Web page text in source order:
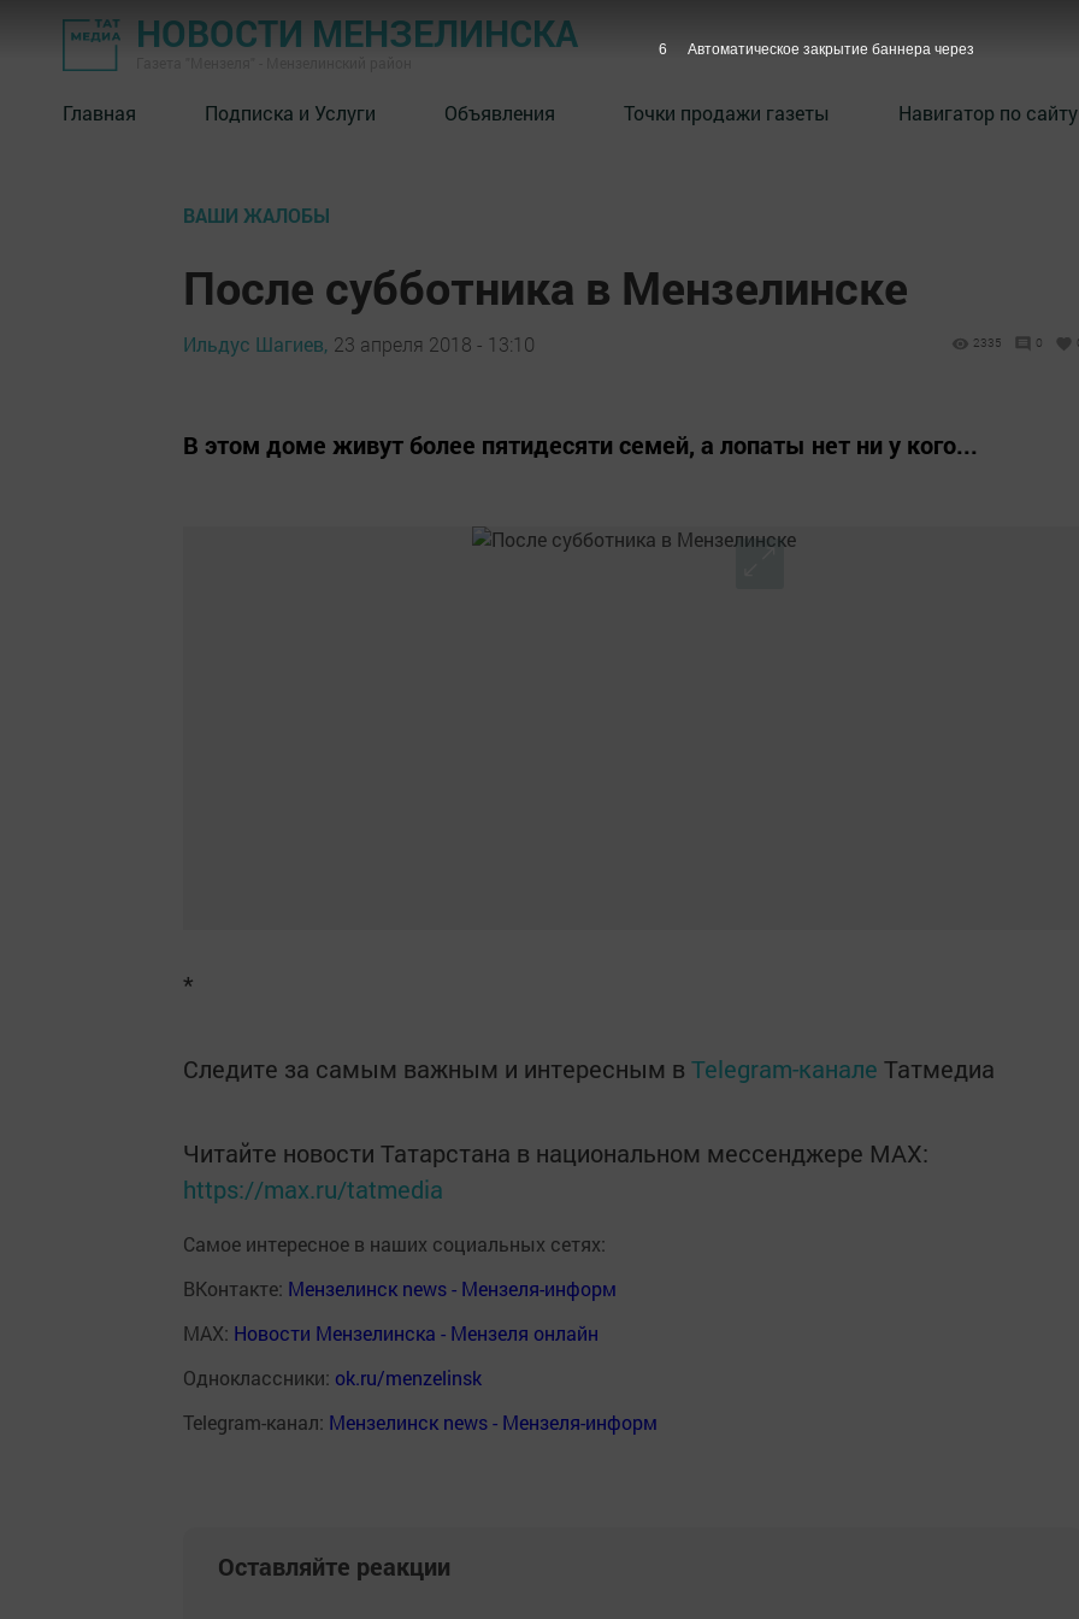
НОВОСТИ МЕНЗЕЛИНСКА
Главная Подписка и Услуги Объявления Точки продажи газеты Навигатор по сайту
ВАШИ ЖАЛОБЫ
После субботника в Мензелинске
Ильдус Шагиев, 23 апреля 2018 - 13:10 2335 0
В этом доме живут более пятидесяти семей, а лопаты нет ни у кого...
*
Следите за самым важным и интересным в Telegram-канале Татмедиа
Читайте новости Татарстана в национальном мессенджере MАХ:
https://max.ru/tatmedia
Самое интересное в наших социальных сетях:
ВКонтакте: Мензелинск news - Мензеля-информ
MAX: Новости Мензелинска - Мензеля онлайн
Одноклассники: ok.ru/menzelinsk
Telegram-канал: Мензелинск news - Мензеля-информ
Оставляйте реакции
5 Автоматическое закрытие баннера через